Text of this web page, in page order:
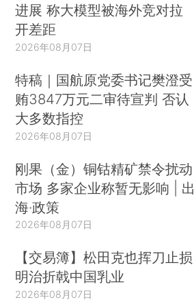
进展 称大模型被海外竞对拉
开差距
2026年08月07日
特稿｜国航原党委书记樊澄受
贿3847万元二审待宣判 否认
大多数指控
2026年08月07日
刚果（金）铜钴精矿禁令扰动
市场 多家企业称暂无影响 | 出
海·政策
2026年08月07日
【交易簿】松田克也挥刀止损
明治折戟中国乳业
2026年08月07日